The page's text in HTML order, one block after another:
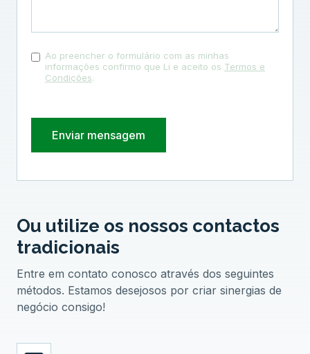
Ao preencher o formulário com as minhas
informações confirmo que Li e aceito os Termos e
Condições.
Ou utilize os nossos contactos
tradicionais
Entre em contato conosco através dos seguintes
métodos. Estamos desejosos por criar sinergias de
negócio consigo!